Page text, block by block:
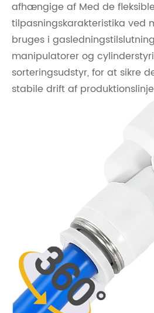
afhængige af Med de fleksible
tilpasningskarakteristika ved
bruges i
manipulatorer og
sorteringsudstyr, for at sikre
stabile drift af